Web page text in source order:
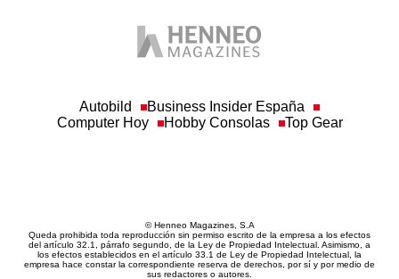
Computer Hoy
Hobby Consolas Top Gear
del artículo 32.1, párrafo segundo, de la Ley de Propiedad Intelectual. Asimismo, a
los efectos establecidos en el artículo 33.1 de Ley de Propiedad Intelectual, la
empresa hace constar la correspondiente reserva de derechos, por sí y por medio de
sus redactores o autores.